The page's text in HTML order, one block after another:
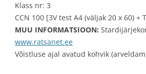
Klass nr: 3
CCN 100 [3V test A4 (väljak 20 x 60) +
MUU INFORMATSIOON:
www.ratsanet.ee
Võistluse ajal avatud kohvik